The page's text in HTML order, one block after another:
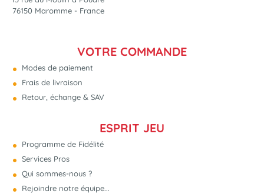
76150 Maromme - France
VOTRE COMMANDE
Modes de paiement
Frais de livraison
Retour, échange & SAV
ESPRIT JEU
Programme de Fidélité
Services Pros
Qui sommes-nous ?
Rejoindre notre équipe...